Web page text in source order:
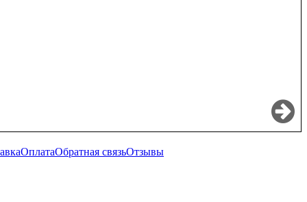
ОплатаОбратная связьОтзывы